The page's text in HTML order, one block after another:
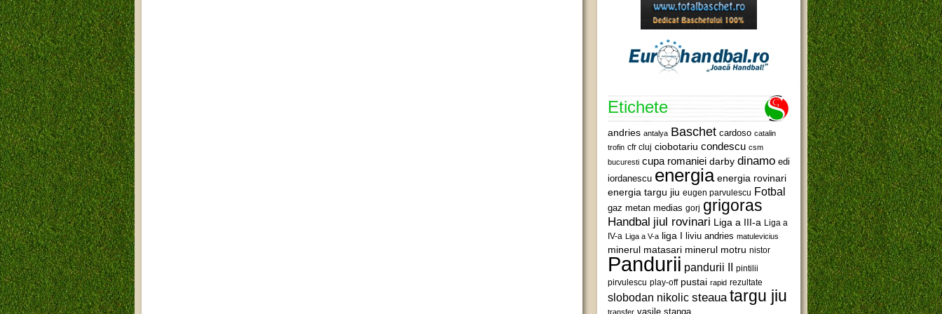
Etichete
andries antalya Baschet cardoso catalin
trofin cfr cluj ciobotariu condescu csm
bucuresti cupa romaniei darby dinamo edi
iordanescu energia energia rovinari
energia targu jiu eugen parvulescu Fotbal
gaz metan medias gorj grigoras
Handbal jiul rovinari Liga a III-a Liga a
IV-a Liga a V-a liga I liviu andries matulevicius
minerul matasari minerul motru nistor
Pandurii pandurii II pintilii
pirvulescu play-off pustai rapid rezultate
slobodan nikolic steaua targu jiu
transfer vasile stanga